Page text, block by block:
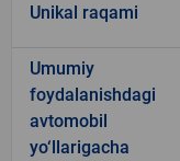
Unikal raqami
Umumiy
foydalanishdagi
avtomobil
yo‘llarigacha